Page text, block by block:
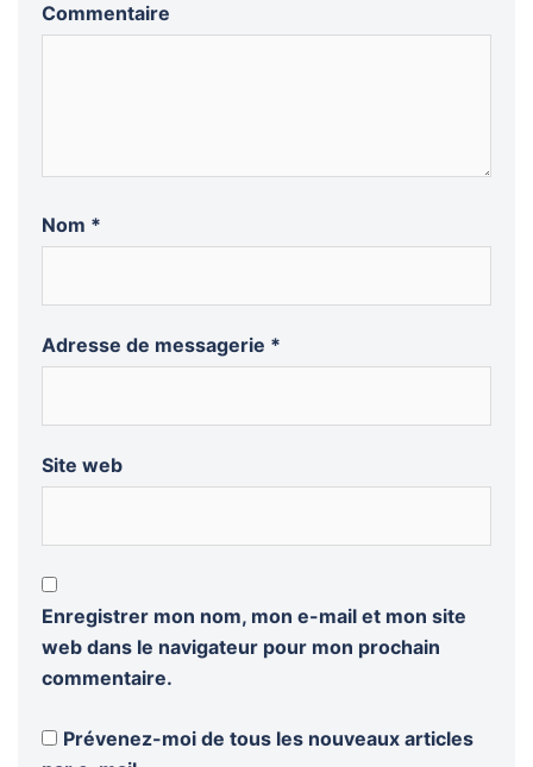
Commentaire
Nom *
Adresse de messagerie *
Site web
Enregistrer mon nom, mon e-mail et mon site
web dans le navigateur pour mon prochain
commentaire.
Prévenez-moi de tous les nouveaux articles